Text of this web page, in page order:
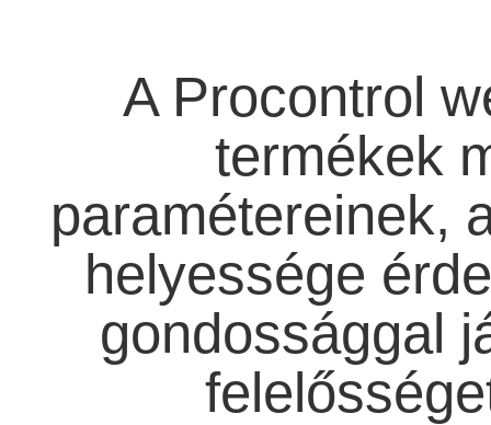
A Procontrol
termékek
paramétereinek,
helyessége
gondossággal